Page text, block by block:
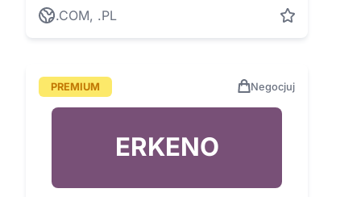
.COM, .PL
PREMIUM Negocjuj
ERKENO